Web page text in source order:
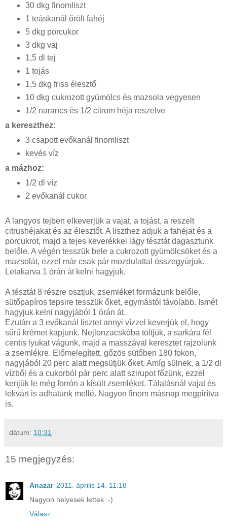
30 dkg finomliszt
1 teáskanál őrölt fahéj
5 dkg porcukor
3 dkg vaj
1,5 dl tej
1 tojás
1,5 dkg friss élesztő
10 dkg cukrozott gyümölcs és mazsola vegyesen
1/2 narancs és 1/2 citrom héja reszelve
a kereszthez:
3 csapott evőkanál finomliszt
kevés víz
a mázhoz:
1/2 dl víz
2 evőkanál cukor
A langyos tejben elkeverjük a vajat, a tojást, a reszelt
citrushéjakat és az élesztőt. A liszthez adjuk a fahéjat és a
porcukrot, majd a tejes keverékkel lágy tésztát dagasztunk
belőle. A végén tesszük bele a cukrozott gyümölcsöket és a
mazsolát, ezzel már csak pár mozdulattal összegyúrjuk.
Letakarva 1 órán át kelni hagyjuk.
A tésztát 8 részre osztjuk, zsemléket formázunk belőle,
sütőpapíros tepsire tesszük őket, egymástól távolabb. Ismét
hagyjuk kelni nagyjából 1 órán át.
Ezután a 3 evőkanál lisztet annyi vízzel keverjük el, hogy
sűrű krémet kapjunk. Nejlonzacskóba töltjük, a sarkára fél
centis lyukat vágunk, majd a masszával keresztet rajzolunk
a zsemlékre. Előmelegített, gőzös sütőben 180 fokon,
nagyjából 20 perc alatt megsütjük őket. Amíg sülnek, a 1/2 dl
vízből és a cukorból pár perc alatt szirupot főzünk, ezzel
kenjük le még forrón a kisült zsemléket. Tálalásnál vajat és
lekvárt is adhatunk mellé. Nagyon finom másnap megpirítva
is.
dátum: 10:31
15 megjegyzés:
Anazar 2011. április 14. 11:18
Nagyon helyesek lettek :-)
Válasz